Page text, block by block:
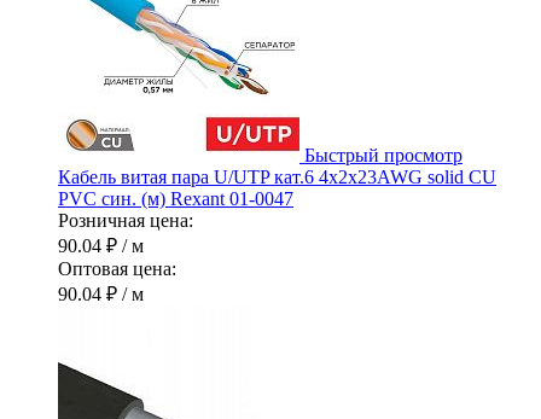
Быстрый просмотр
Кабель витая пара U/UTP кат.6 4х2х23AWG solid CU
PVC син. (м) Rexant 01-0047
Розничная цена:
90.04 ₽ / м
Оптовая цена:
90.04 ₽ / м